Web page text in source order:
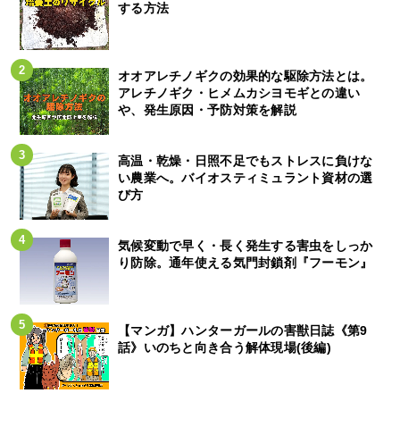
する方法
オオアレチノギクの効果的な駆除方法とは。
アレチノギク・ヒメムカシヨモギとの違い
や、発生原因・予防対策を解説
高温・乾燥・日照不足でもストレスに負けな
い農業へ。バイオスティミュラント資材の選
び方
気候変動で早く・長く発生する害虫をしっか
り防除。通年使える気門封鎖剤『フーモン』
【マンガ】ハンターガールの害獣日誌《第9
話》いのちと向き合う解体現場(後編)